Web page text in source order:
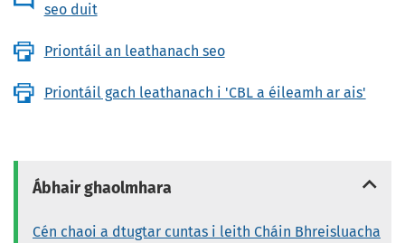
seo duit
Priontáil an leathanach seo
Priontáil gach leathanach i 'CBL a éileamh ar ais'
Ábhair ghaolmhara
Cén chaoi a dtugtar cuntas i leith Cháin Bhreisluacha